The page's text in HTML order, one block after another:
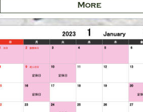
More